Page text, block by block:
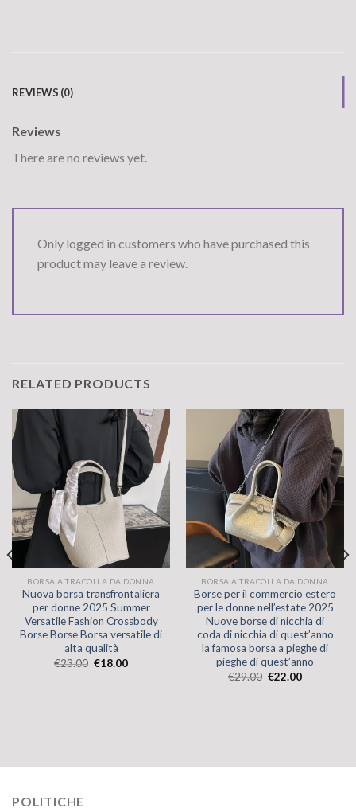
REVIEWS (0)
Reviews
There are no reviews yet.
Only logged in customers who have purchased this
product may leave a review.
RELATED PRODUCTS
BORSA A TRACOLLA DA DONNA
Nuova borsa transfrontaliera
per donne 2025 Summer
Versatile Fashion Crossbody
Borse Borse Borsa versatile di
alta qualità
€23.00 €18.00
BORSA A TRACOLLA DA DONNA
Borse per il commercio estero
per le donne nell’estate 2025
Nuove borse di nicchia di
coda di nicchia di quest’anno
la famosa borsa a pieghe di
pieghe di quest’anno
€29.00 €22.00
POLITICHE